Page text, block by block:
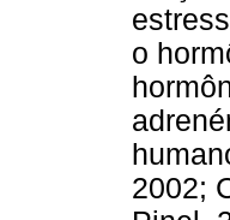
o
2002;